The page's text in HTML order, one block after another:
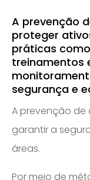
A prevenção
proteger
práticas
treinamentos
segurança e
A prevenção
garantir a
áreas.
Por meio de